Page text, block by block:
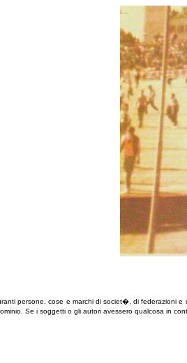
persone, cose e marchi di societ�, di federazioni
Se i soggetti o gli autori avessero qualcosa in